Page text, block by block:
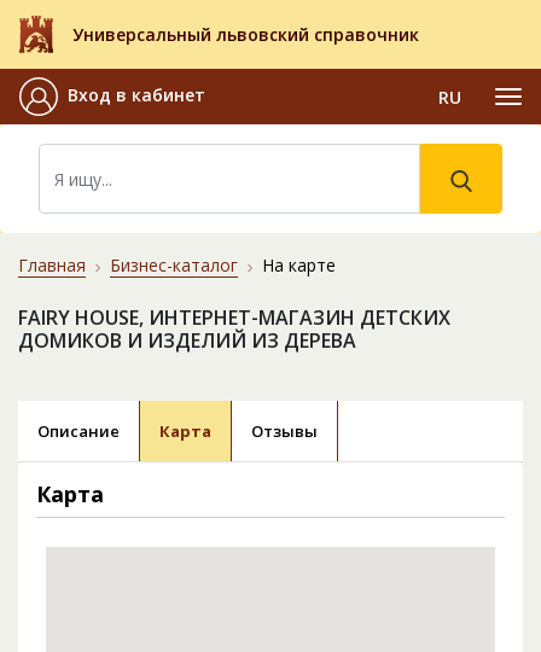
Универсальный львовский справочник
Вход в кабинет RU
Главная Бизнес-каталог На карте
FAIRY HOUSE, ИНТЕРНЕТ-МАГАЗИН ДЕТСКИХ
ДОМИКОВ И ИЗДЕЛИЙ ИЗ ДЕРЕВА
Описание Карта Отзывы
Карта